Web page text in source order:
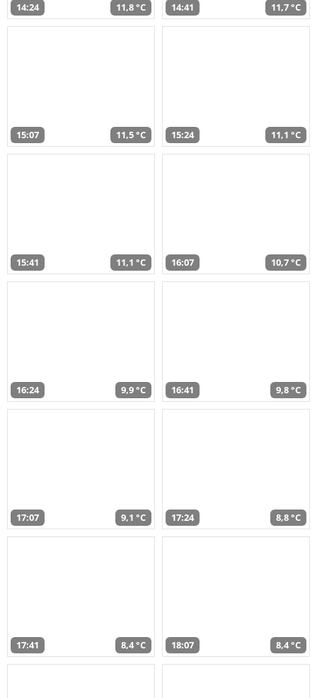
14:24 11,8 °C 14:41 11,7 °C
15:07 11,5 °C 15:24 11,1 °C
15:41 11,1 °C 16:07 10,7 °C
16:24 9,9 °C 16:41 9,8 °C
17:07 9,1 °C 17:24 8,8 °C
17:41 8,4 °C 18:07 8,4 °C